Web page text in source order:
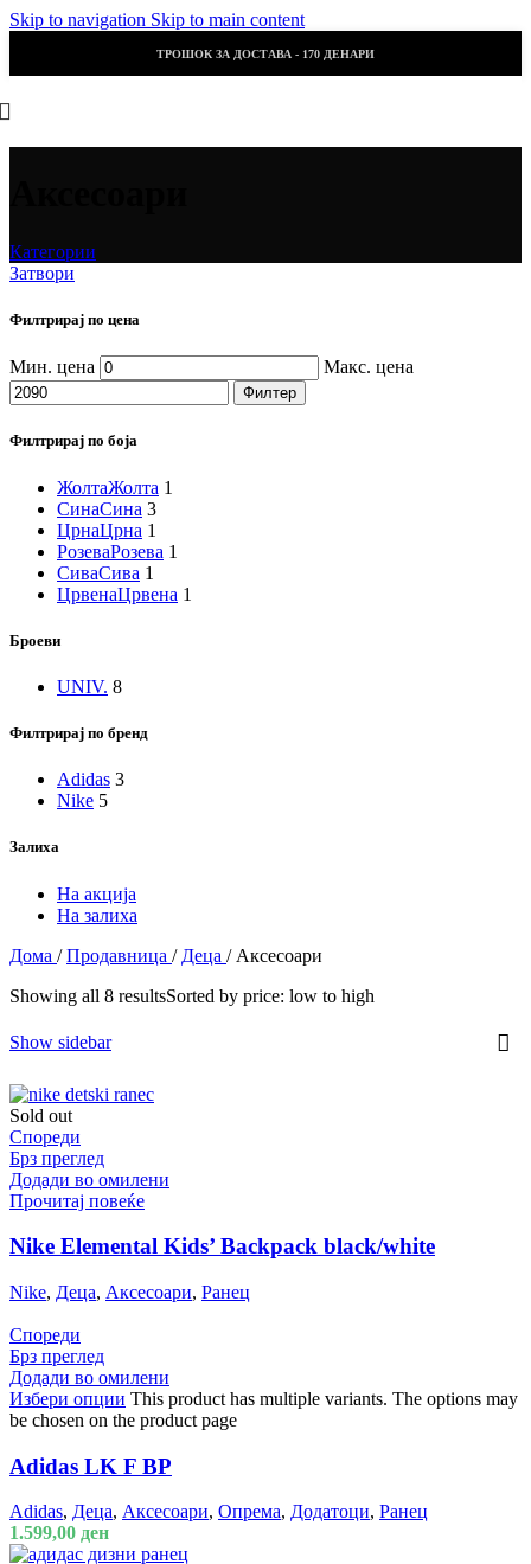
Skip to navigation Skip to main content
ТРОШОК ЗА ДОСТАВА - 170 ДЕНАРИ
Категории
Затвори
Филтрирај по цена
Мин. цена Макс. цена
Филтер
Филтрирај по боја
ЖолтаЖолта 1
СинаСина 3
ЦрнаЦрна 1
РозеваРозева 1
СиваСива 1
ЦрвенаЦрвена 1
Броеви
UNIV. 8
Филтрирај по бренд
Adidas 3
Nike 5
Залиха
На акција
На залиха
Дома / Продавница / Деца / Аксесоари
Showing all 8 resultsSorted by price: low to high
Show sidebar
Sold out
Спореди
Брз преглед
Додади во омилени
Прочитај повеќе
Nike Elemental Kids’ Backpack black/white
Nike, Деца, Аксесоари, Ранец
Спореди
Брз преглед
Додади во омилени
Избери опции This product has multiple variants. The options may
be chosen on the product page
Adidas LK F BP
Adidas, Деца, Аксесоари, Опрема, Додатоци, Ранец
1.599,00 ден